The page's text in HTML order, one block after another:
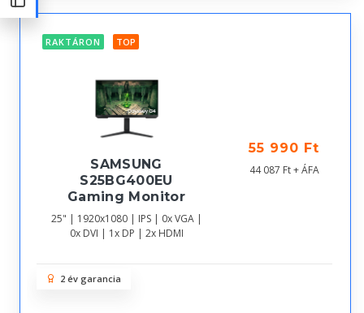
RAKTÁRON TOP
SAMSUNG
S25BG400EU
Gaming Monitor
25" | 1920x1080 | IPS | 0x VGA |
0x DVI | 1x DP | 2x HDMI
55 990 Ft
44 087 Ft + ÁFA
2 év garancia